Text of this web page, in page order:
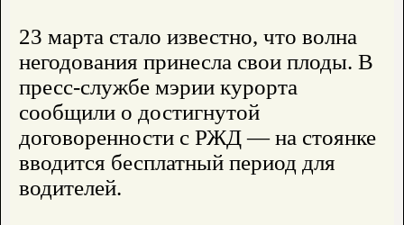
23 марта стало известно, что волна
негодования принесла свои плоды. В
пресс-службе мэрии курорта
сообщили о достигнутой
договоренности с РЖД — на стоянке
вводится бесплатный период для
водителей.